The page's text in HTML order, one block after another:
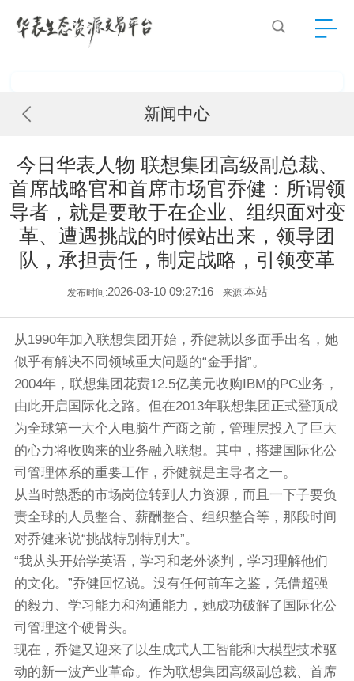
新闻中心
今日华表人物 联想集团高级副总裁、
首席战略官和首席市场官乔健：所谓领
导者，就是要敢于在企业、组织面对变
革、遭遇挑战的时候站出来，领导团
队，承担责任，制定战略，引领变革
发布时间:2026-03-10 09:27:16 来源:本站
从1990年加入联想集团开始，乔健就以多面手出名，她
似乎有解决不同领域重大问题的“金手指”。
2004年，联想集团花费12.5亿美元收购IBM的PC业务，
由此开启国际化之路。但在2013年联想集团正式登顶成
为全球第一大个人电脑生产商之前，管理层投入了巨大
的心力将收购来的业务融入联想。其中，搭建国际化公
司管理体系的重要工作，乔健就是主导者之一。
从当时熟悉的市场岗位转到人力资源，而且一下子要负
责全球的人员整合、薪酬整合、组织整合等，那段时间
对乔健来说“挑战特别特别大”。
“我从头开始学英语，学习和老外谈判，学习理解他们
的文化。”乔健回忆说。没有任何前车之鉴，凭借超强
的毅力、学习能力和沟通能力，她成功破解了国际化公
司管理这个硬骨头。
现在，乔健又迎来了以生成式人工智能和大模型技术驱
动的新一波产业革命。作为联想集团高级副总裁、首席